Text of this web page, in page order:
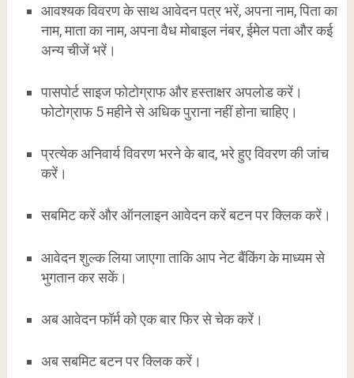
आवश्यक विवरण के साथ आवेदन पत्र भरें, अपना नाम, पिता का
नाम, माता का नाम, अपना वैध मोबाइल नंबर, ईमेल पता और कई
अन्य चीजें भरें।
पासपोर्ट साइज फोटोग्राफ और हस्ताक्षर अपलोड करें।
फोटोग्राफ 5 महीने से अधिक पुराना नहीं होना चाहिए।
प्रत्येक अनिवार्य विवरण भरने के बाद, भरे हुए विवरण की जांच
करें।
सबमिट करें और ऑनलाइन आवेदन करें बटन पर क्लिक करें।
आवेदन शुल्क लिया जाएगा ताकि आप नेट बैंकिंग के माध्यम से
भुगतान कर सकें।
अब आवेदन फॉर्म को एक बार फिर से चेक करें।
अब सबमिट बटन पर क्लिक करें।